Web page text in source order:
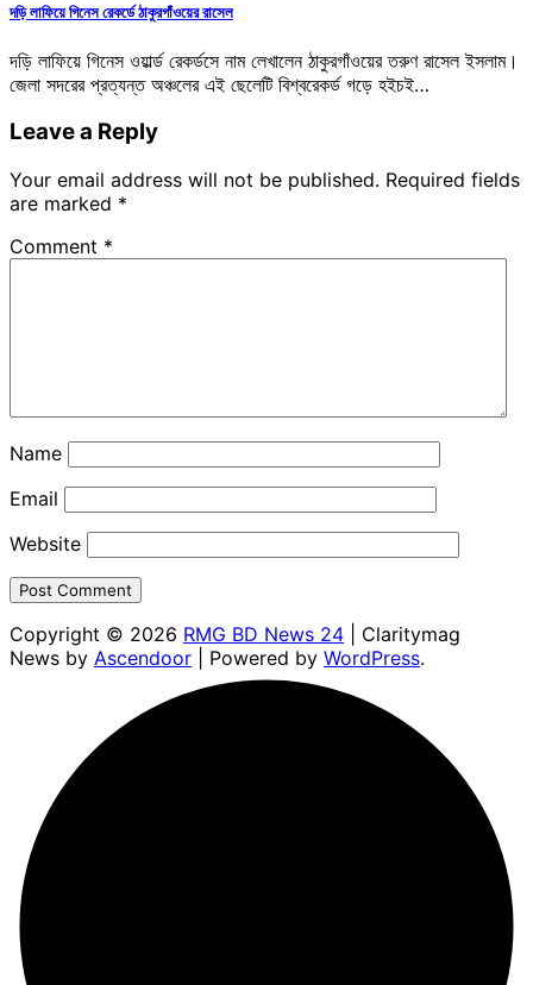
দড়ি লাফিয়ে গিনেস রেকর্ডে ঠাকুরগাঁওয়ের রাসেল
দড়ি লাফিয়ে গিনেস ওয়ার্ল্ড রেকর্ডসে নাম লেখালেন ঠাকুরগাঁওয়ের তরুণ রাসেল ইসলাম।
জেলা সদরের প্রত্যন্ত অঞ্চলের এই ছেলেটি বিশ্বরেকর্ড গড়ে হইচই…
Leave a Reply
Your email address will not be published. Required fields
are marked *
Comment *
Name
Email
Website
Copyright © 2026 RMG BD News 24 | Claritymag
News by Ascendoor | Powered by WordPress.